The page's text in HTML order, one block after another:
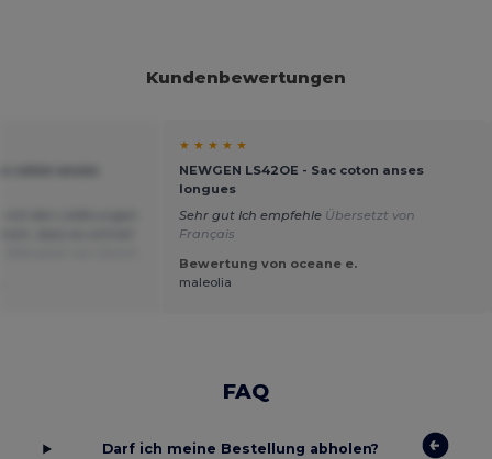
Kundenbewertungen
★ ★ ★ ★ ★
NEWGEN LS42OE - Sac coton anses
longues
Sehr gut Ich empfehle Übersetzt von
Français
Bewertung von oceane e.
maleolia
FAQ
Darf ich meine Bestellung abholen?